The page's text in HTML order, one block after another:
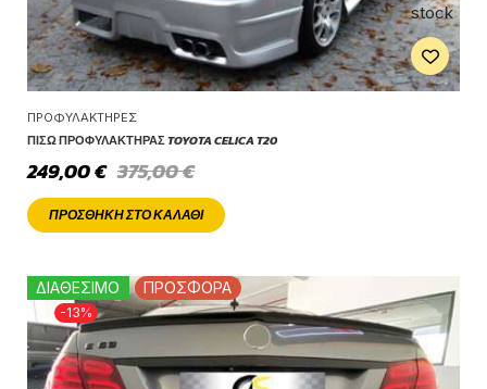
stock
ΠΡΟΦΥΛΑΚΤΉΡΕΣ
ΠΊΣΩ ΠΡΟΦΥΛΑΚΤΉΡΑΣ TOYOTA CELICA T20
375,00€
249,00€
ΠΡΟΣΘΉΚΗ ΣΤΟ ΚΑΛΆΘΙ
-13%
ΔΙΑΘΕΣΙΜΟ ΠΡΟΣΦΟΡΑ